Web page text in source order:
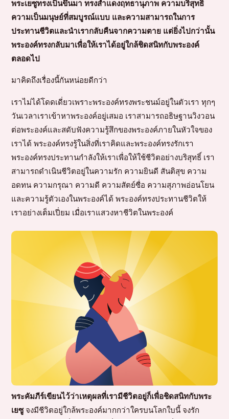
พระเยซูทรงเป็นขึ้นมา ทรงสำแดงฤทธานุภาพ ความบริสุทธิ์
ความเป็นมนุษย์ที่สมบูรณ์แบบ และความสามารถในการ
ประทานชีวิตและนำเรากลับคืนจากความตาย แต่ยิ่งไปกว่านั้น
พระองค์ทรงกลับมาเพื่อให้เราได้อยู่ใกล้ชิดสนิทกับพระองค์
ตลอดไป
มาคิดถึงเรื่องนี้กันหน่อยดีกว่า
เราไม่ได้โดดเดี่ยวเพราะพระองค์ทรงพระชนม์อยู่ในตัวเรา ทุกๆ
วันเวลาเราเข้าหาพระองค์อยู่เสมอ เราสามารถอธิษฐานวิงวอน
ต่อพระองค์และสดับฟังความรู้สึกของพระองค์ภายในหัวใจของ
เราได้ พระองค์ทรงรู้ในสิ่งที่เราคิดและพระองค์ทรงรักเรา
พระองค์ทรงประทานกำลังให้เราเพื่อให้ใช้ชีวิตอย่างบริสุทธิ์ เรา
สามารถดำเนินชีวิตอยู่ในความรัก ความยินดี สันติสุข ความ
อดทน ความกรุณา ความดี ความสัตย์ซื่อ ความสุภาพอ่อนโยน
และความรู้ตัวเองในพระองค์ได้ พระองค์ทรงประทานชีวิตให้
เราอย่างเต็มเปี่ยม เมื่อเราแสวงหาชีวิตในพระองค์
พระคัมภีร์เขียนไว้ว่าเหตุผลที่เรามีชีวิตอยู่ก็เพื่อชิดสนิทกับพระ
เยซูจงมีชีวิตอยู่ใกล้พระองค์มากกว่าใครบนโลกใบนี้ จงรัก